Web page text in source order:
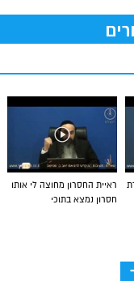
ראיית החסרון מחוצה לי אותו
חסרון נמצא בתוכי